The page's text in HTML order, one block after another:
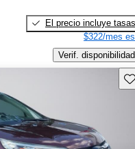
El precio incluye tasas
$322/mes
Verif. disponibilidad